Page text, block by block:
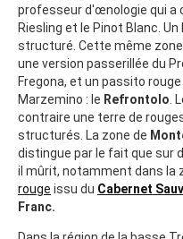
professeur d'œnologie qui a
Riesling et le Pinot Blanc.
structuré. Cette même
une version passerillée du
Fregona, et un passito
Marzemino : le Refrontolo .
contraire une terre de
structurés. La zone de
distingue par le fait que sur
il mûrit, notamment dans la
rouge issu du Cabernet
Franc.